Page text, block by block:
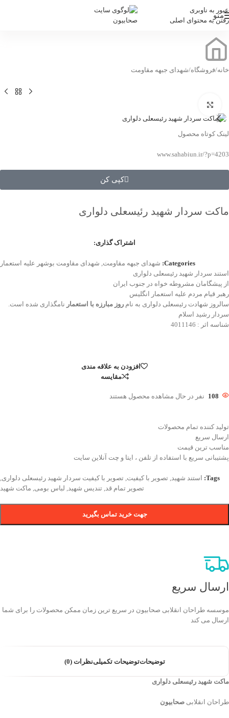
عبور به ناوبری
رفتن به محتوای اصلی
منو
خانه/فروشگاه/شهدای جبهه مقاومت
لینک کوتاه محصول
www.sahabiun.ir/?p=4203
کپی کن
ماکت سردار شهید رئیسعلی دلواری
اشتراک گذاری:
Categories: شهدای جبهه مقاومت, شهدای مقاومت بوشهر علیه استعمار
استند سردار شهید رئیسعلی دلواری
از پیشگامان مشروطه خواه در جنوب ایران
رهبر قیام مردم علیه استعمار انگلیس
سالروز شهادت رئیسعلی دلواری به نام روز مبارزه با استعمار نامگذاری شده است.
سردار رشید اسلام
شناسه اثر : 4011146
افزودن به علاقه مندی
مقایسه
108 نفر در حال مشاهده محصول هستند
تولید کننده تمام محصولات
ارسال سریع
مناسب ترین قیمت
پشتیبانی سریع با استفاده از تلفن ، ایتا و چت آنلاین سایت
Tags: استند شهید, تصویر با کیفیت, تصویر با کیفیت سردار شهید رئیسعلی دلواری,
تصویر تمام قد, تندیس شهید, لباس بومی, ماکت شهید
جهت خرید تماس بگیرید
ارسال سریع
موسسه طراحان انقلابی صحابیون در سریع ترین زمان ممکن محصولات را برای شما
ارسال می کند
توضیحاتتوضیحات تکمیلینظرات (0)
ماکت شهید رئیسعلی دلواری
طراحان انقلابی صحابیون